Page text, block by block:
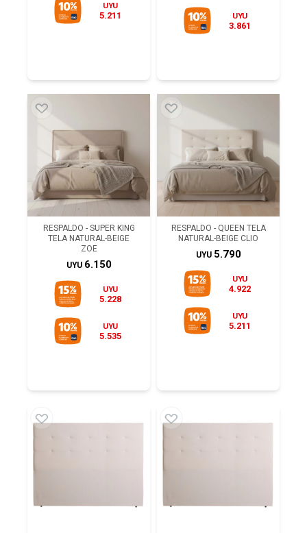
UYU
5.211 UYU
3.861
RESPALDO - SUPER KING
TELA NATURAL-BEIGE
ZOE
UYU 6.150
UYU
5.228
UYU
5.535
RESPALDO - QUEEN TELA
NATURAL-BEIGE CLIO
UYU 5.790
UYU
4.922
UYU
5.211